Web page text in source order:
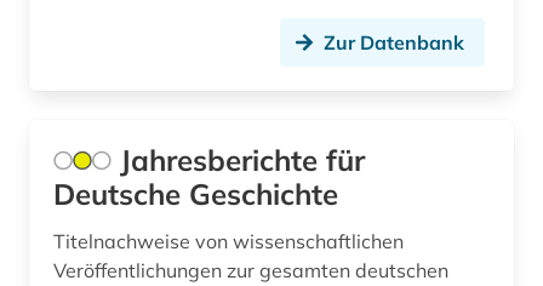
basteln (1)
Zur Datenbank
Jahresberichte für
Deutsche Geschichte
Titelnachweise von wissenschaftlichen
Veröffentlichungen zur gesamten deutschen